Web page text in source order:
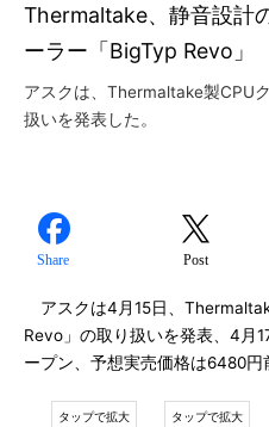
Thermaltake、静音設計
ーラー「BigTyp Revo」
アスクは、Thermaltake製CPU
扱いを発表した。
Share Post
アスクは4月15日、
Revo」の取り扱いを発表、4月
ープン、予想実売価格は6480円